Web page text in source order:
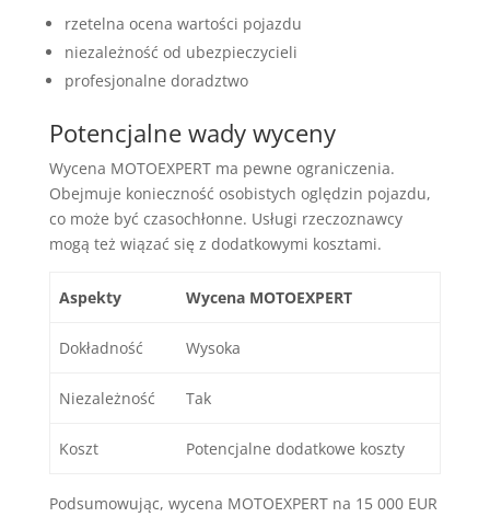
rzetelna ocena wartości pojazdu
niezależność od ubezpieczycieli
profesjonalne doradztwo
Potencjalne wady wyceny
Wycena MOTOEXPERT ma pewne ograniczenia.
Obejmuje konieczność osobistych oględzin pojazdu,
co może być czasochłonne. Usługi rzeczoznawcy
mogą też wiązać się z dodatkowymi kosztami.
Aspekty Wycena MOTOEXPERT
Dokładność Wysoka
Niezależność Tak
Koszt Potencjalne dodatkowe koszty
Podsumowując, wycena MOTOEXPERT na 15 000 EUR